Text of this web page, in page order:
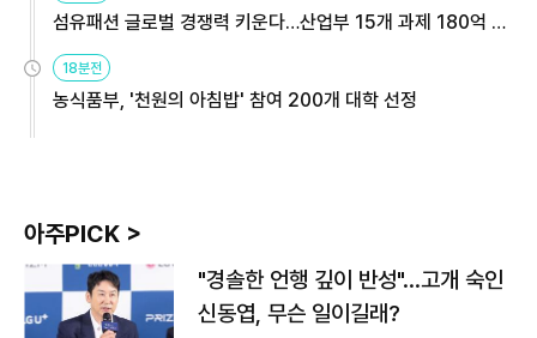
섬유패션 글로벌 경쟁력 키운다…산업부 15개 과제 180억 지
원
18분전
농식품부, '천원의 아침밥' 참여 200개 대학 선정
아주PICK >
"경솔한 언행 깊이 반성"…고개 숙인
신동엽, 무슨 일이길래?